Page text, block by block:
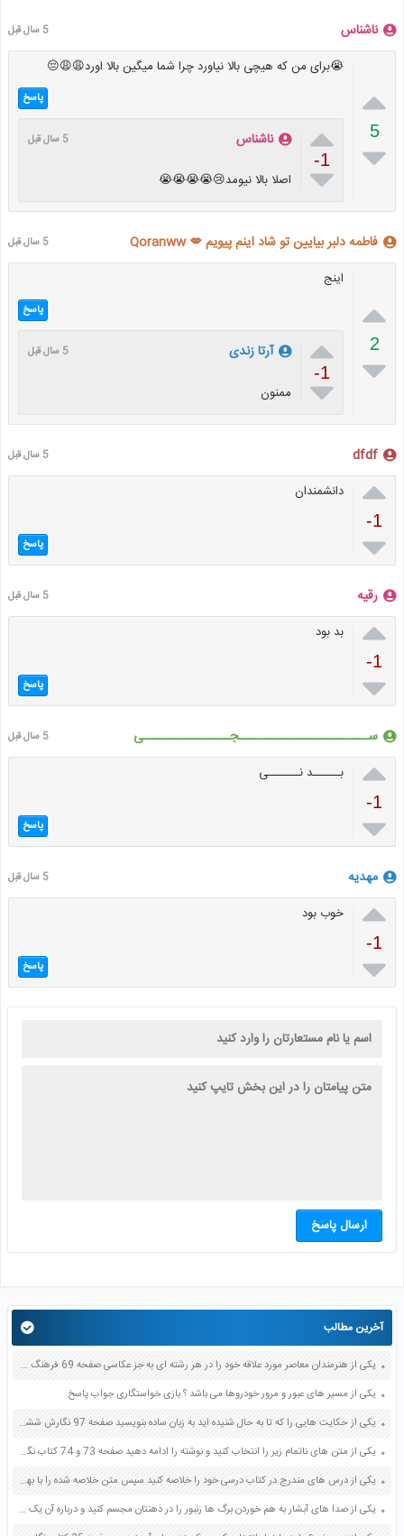
ناشناس 5 سال قبل

5

😭برای من که هیچی بالا نیاورد چرا شما میگین بالا اورد😩😩😔
پاسخ

-1

ناشناس 5 سال قبل
اصلا بالا نیومد😢😭😭😭😭
فاطمه دلبر بیایین تو شاد اینم پیویم 💋 Qoranww 5 سال قبل

2

اینج
پاسخ

-1

آرتا زندی 5 سال قبل
ممنون
dfdf 5 سال قبل

-1

دانشمندان
پاسخ
رقیه 5 سال قبل

-1

بد بود
پاسخ
ســــــــــــــــــــــــجــــــــــــــــی 5 سال قبل

-1

بــــــد نـــــــی
پاسخ
مهدیه 5 سال قبل

-1

خوب بود
پاسخ
ارسال پاسخ
آخرین مطالب
یکی از هنرمندان معاصر مورد علاقه خود را در هر رشته ای به جز عکاسی صفحه 69 فرهنگ و هنر نهم
یکی از مسیر های عبور و مرور خودروها می باشد ؟ بازی خواستگاری جواب پاسخ
یکی از حکایت هایی را که تا به حال شنیده اید به زبان ساده بنویسید صفحه 97 نگارش ششم دبستان
یکی از متن های ناتمام زیر را انتخاب کنید و نوشته را ادامه دهید صفحه 73 و 74 کتاب نگارش فارسی پنجم دبستان
یکی از درس های مندرج در کتاب درسی خود را خلاصه کنید سپس متن خلاصه شده را با بهره گیری از روش های دسته بندی نمودار جدول نقشه مفهومی نشان دهید صفحه 118 نگارش یازدهم
یکی از صدا های آبشار به هم خوردن برگ ها زنبور را در ذهنتان مجسم کنید و درباره آن یک بند بنویسید صفحه 11 نگارش پنجم